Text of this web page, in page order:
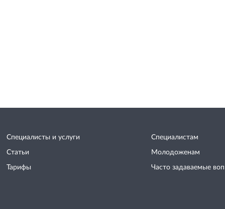
Специалисты и услуги
Статьи
Тарифы
Специалистам
Молодоженам
Часто задаваемые